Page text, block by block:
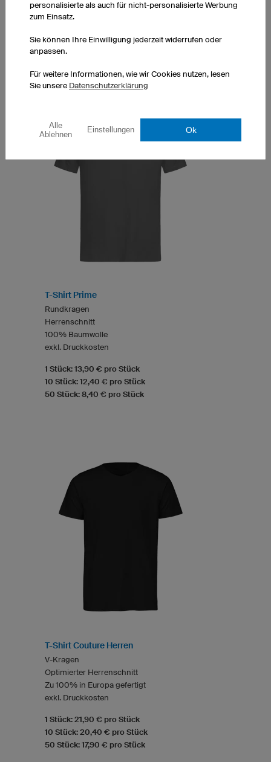
1 Stück: 10,90 € pro Stück
50 Stück: 6,90 € pro Stück
T-Shirt Prime
Rundkragen
Herrenschnitt
100% Baumwolle
exkl. Druckkosten
1 Stück: 13,90 € pro Stück
10 Stück: 12,40 € pro Stück
50 Stück: 8,40 € pro Stück
T-Shirt Couture Herren
V-Kragen
Optimierter Herrenschnitt
Zu 100% in Europa gefertigt
exkl. Druckkosten
1 Stück: 21,90 € pro Stück
10 Stück: 20,40 € pro Stück
50 Stück: 17,90 € pro Stück
personalisierte als auch für nicht-personalisierte Werbung
zum Einsatz.
Sie können Ihre Einwilligung jederzeit widerrufen oder
anpassen.
Für weitere Informationen, wie wir Cookies nutzen, lesen
Sie unsere Datenschutzerklärung
Alle
Ablehnen
Einstellungen Ok